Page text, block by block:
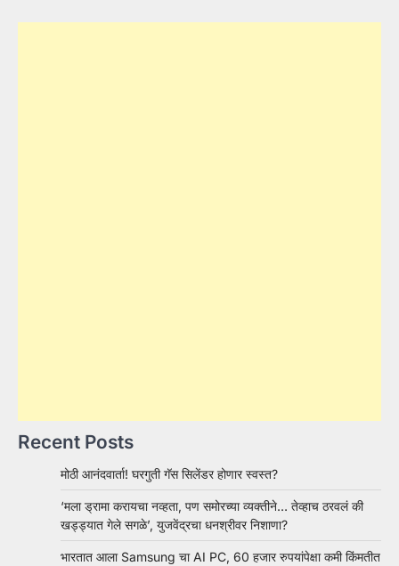
Recent Posts
मोठी आनंदवार्ता! घरगुती गॅस सिलेंडर होणार स्वस्त?
‘मला ड्रामा करायचा नव्हता, पण समोरच्या व्यक्तीने… तेव्हाच ठरवलं की
खड्ड्यात गेले सगळे’, युजवेंद्रचा धनश्रीवर निशाणा?
भारतात आला Samsung चा AI PC, 60 हजार रुपयांपेक्षा कमी किंमतीत